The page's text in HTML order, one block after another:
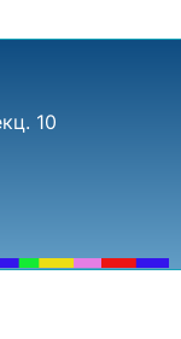
10